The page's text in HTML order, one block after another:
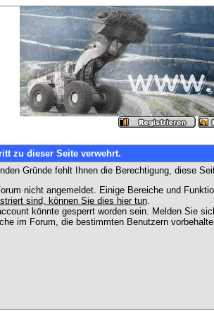
zu dieser Seite verwehrt.
Gründe fehlt Ihnen die Berechtigung, diese
nicht angemeldet. Einige Bereiche und
sind, können Sie dies hier tun.
könnte gesperrt worden sein. Melden Sie
im Forum, die bestimmten Benutzern